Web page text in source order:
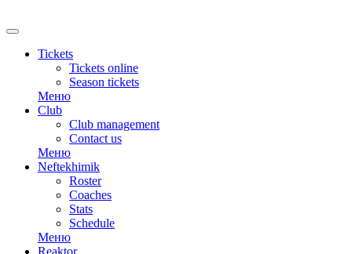
Tickets
Tickets online
Season tickets
Меню
Club
Club management
Contact us
Меню
Neftekhimik
Roster
Coaches
Stats
Schedule
Меню
Reaktor